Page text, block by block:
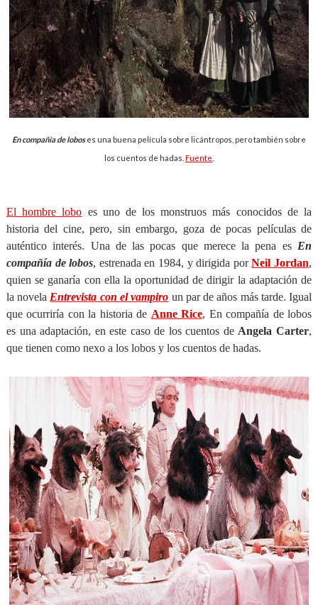
En compañía de loboses una buena película sobre licántropos, pero también sobre
los cuentos de hadas. Fuente
El hombre lobo es uno de los monstruos más conocidos de la
historia del cine, pero, sin embargo, goza de pocas películas de
auténtico interés. Una de las pocas que merece la pena es En
compañía de lobos, estrenada en 1984, y dirigida porNeil Jordan,
quien se ganaría con ella la oportunidad de dirigir la adaptación de
la novela Entrevista con el vampiro un par de años más tarde. Igual
que ocurriría con la historia de Anne Rice, En compañía de lobos
es una adaptación, en este caso de los cuentos de Angela Carter,
que tienen como nexo a los lobos y los cuentos de hadas.